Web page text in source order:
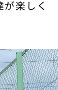
楽しく